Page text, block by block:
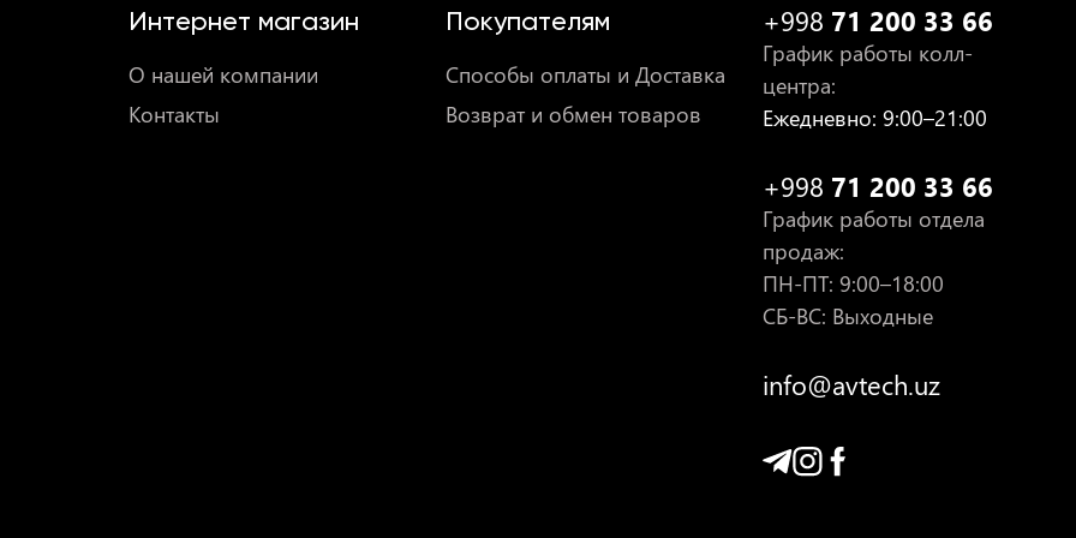
Multy на английском или немецком языке!
на одном устройстве).
сеть)
Интернет магазин
О нашей компании
Контакты
Покупателям
Способы оплаты и Доставка
Возврат и обмен товаров
+998 71 200 33 66
График работы колл-
центра:
Ежедневно: 9:00–21:00
+998 71 200 33 66
График работы отдела
продаж:
ПН-ПТ: 9:00–18:00
СБ-ВС: Выходные
info@avtech.uz